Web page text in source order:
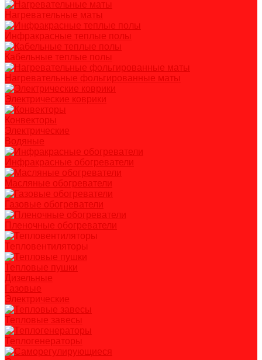
Нагревательные маты
Инфракрасные теплые полы
Кабельные теплые полы
Нагревательные фольгированные маты
Электрические коврики
Конвекторы
Электрические
Водяные
Инфракрасные обогреватели
Масляные обогреватели
Газовые обогреватели
Пленочные обогреватели
Тепловентиляторы
Тепловые пушки
Дизельные
Газовые
Электрические
Тепловые завесы
Теплогенераторы